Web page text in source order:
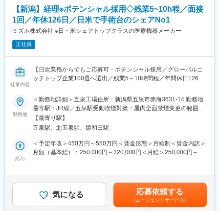
■世界初の全油圧式手術台 ～ 医療先進国である日本・アメリカで
手術台トップクラス・シェア
■脳動脈瘤「杉田クリップ」 ～ 国内約70％・世界約40％のシェ
ア、年間10万個を世界50ヶ国へ供給
■日本人の骨格に合わせた骨折や骨格矯正の治療用インプラント・
変更の範囲：会社の定める業務
■五泉工場は主力製品である脳外科・整形外科関係製品を開発設
計・製造しています。
「脳動脈瘤クリップ」「整形外科インプラント」「鋼製器具」
「人工関節」等
■材料となる金属部材を仕入れて、機械や職人の手による加工によ
り、最終製品へ仕上げていく加工工場になります。
【所属組織の構成】
■工場全体：241名、部門全体：26名
■内今回募集ポジション：13名（正社員7名 嘱託2名 パート4
【豊富な福利厚生】
■作業服・安全靴の貸与あり
■住宅補助手当 / 会社規程に該当の場合
■扶養家族手当 / 会社規程に該当の場合
(配偶者12,000円、子1人につき8,000円)
【企業魅力／当社について】
日本から世界へ。当社の医療機器は、世界数十か国で採用されて
【新潟】経理※ポテンシャル採用◇残業5~10h程／面接
1回／年休126日／日米で手術台のシェアNo1
ミズホ株式会社 ※日・米シェアトップクラスの医療機器メーカー
正社員
仕事内容
【日次業務からでもご応募可・ポテンシャル採用／グローバルニ
ッチトップ企業100選へ選出／残業5～10時間程／年間休日126日
術台のシェアNo.1】
【業務概要】
■当社は100年を超える医療機器メーカーで、世界的なトップクラ
スシェア製品を持つ安定企業です。
■本求人は、新潟の五泉工場にて工場内における経理業務をお任せ
します。
【業務内容】
■購入品および外注加工品の伝票処理、仕訳振替・請求処理（シス
勤務地
＜勤務地詳細＞五泉工場住所：新潟県五泉市赤海3631-14 勤務地
最寄駅：JR線／五泉駅受動喫煙対策：屋内全面禁煙変更の範囲：
会社の定める事業所
【最寄り駅】
五泉駅、北五泉駅、猿和田駅
給与
＜予定年収＞450万円～550万円＜賃金形態＞月給制＜賃金内訳＞
月額（基本給）：250,000円～320,000円＜月給＞250,000円～
はあくまでも目安の金額であり、選考を通じて上下する可能性が
あります。月給(月額)は固定手当を含めた表記です。
気になる 応募依頼する
（エージェントサービス）